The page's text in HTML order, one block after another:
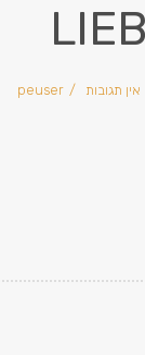
אין תגובות peuser